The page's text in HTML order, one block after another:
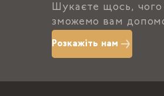
Шукаєте щось,
зможемо вам
Розкажіть нам